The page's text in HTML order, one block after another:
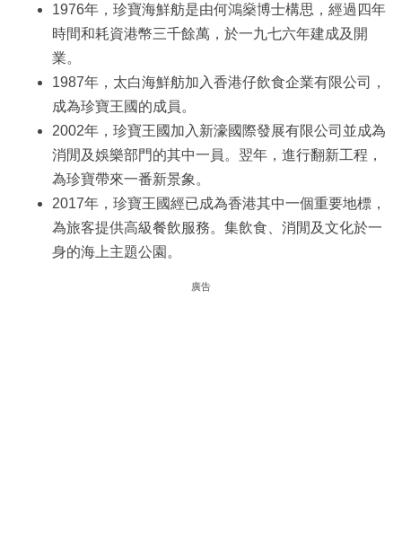
1976年，珍寶海鮮舫是由何鴻燊博士構思，經過四年
時間和耗資港幣三千餘萬，於一九七六年建成及開
業。
1987年，太白海鮮舫加入香港仔飲食企業有限公司，
成為珍寶王國的成員。
2002年，珍寶王國加入新濠國際發展有限公司並成為
消閒及娛樂部門的其中一員。翌年，進行翻新工程，
為珍寶帶來一番新景象。
2017年，珍寶王國經已成為香港其中一個重要地標，
為旅客提供高級餐飲服務。集飲食、消閒及文化於一
身的海上主題公園。
廣告